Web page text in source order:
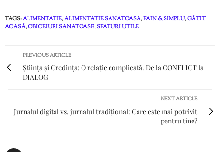
TAGS:ALIMENTATIE,ALIMENTATIE SANATOASA,FAIN & SIMPLU,GĂTIT
ACASĂ,OBICEIURI SANATOASE,SFATURI UTILE
PREVIOUS ARTICLE
Știința și Credința: O relație complicată. De la CONFLICT la
DIALOG
NEXT ARTICLE
Jurnalul digital vs. jurnalul tradițional: Care este mai potrivit
pentru tine?